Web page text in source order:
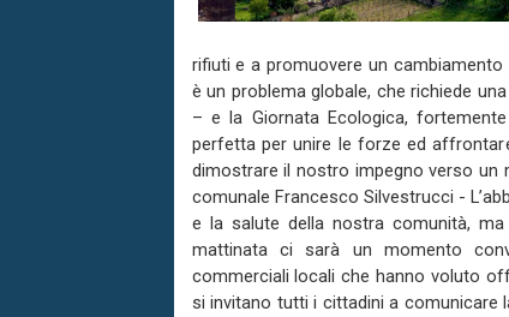
rifiuti e a promuovere un cambiamento
è un problema globale, che richiede
– e la Giornata Ecologica,
perfetta per unire le forze ed
dimostrare il nostro impegno verso un
comunale Francesco Silvestrucci -
e la salute della nostra comunità,
mattinata ci sarà un momento
commerciali locali che hanno voluto
si invitano tutti i cittadini a comunicare